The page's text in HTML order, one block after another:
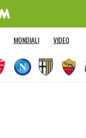
MONDIALI VIDEO